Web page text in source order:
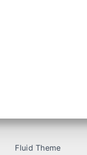
Fluid Theme